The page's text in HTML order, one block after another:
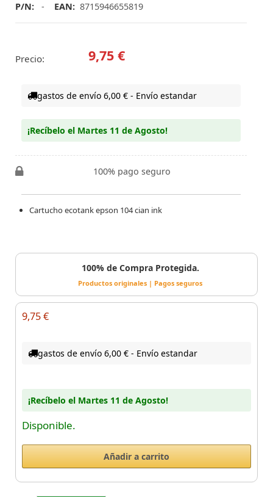
P/N:
- EAN: 8715946655819
Precio: 9,75 €
gastos de envío 6,00 € - Envío estandar
¡Recíbelo el Martes 11 de Agosto!
100% pago seguro
Cartucho ecotank epson 104 cian ink
100% de Compra Protegida.
Productos originales | Pagos seguros
9,75 €
gastos de envío 6,00 € - Envío estandar
¡Recíbelo el Martes 11 de Agosto!
Disponible.